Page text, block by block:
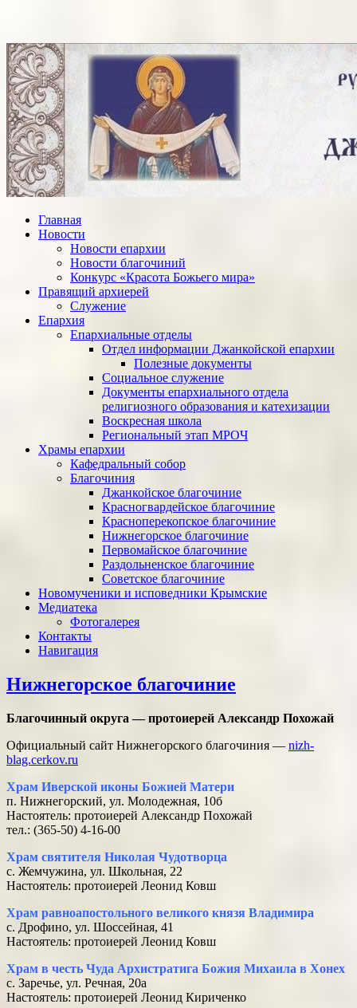
Главная
Новости
Новости епархии
Новости благочиний
Конкурс «Красота Божьего мира»
Правящий архиерей
Служение
Епархия
Епархиальные отделы
Отдел информации Джанкойской епархии
Полезные документы
Социальное служение
Документы епархиального отдела
религиозного образования и катехизации
Воскресная школа
Региональный этап МРОЧ
Храмы епархии
Кафедральный собор
Благочиния
Джанкойское благочиние
Красногвардейское благочиние
Красноперекопское благочиние
Нижнегорское благочиние
Первомайское благочиние
Раздольненское благочиние
Советское благочиние
Новомученики и исповедники Крымские
Медиатека
Фотогалерея
Контакты
Навигация
Нижнегорское благочиние
Благочинный округа — протоиерей Александр Похожай
Официальный сайт Нижнегорского благочиния — nizh-
blag.cerkov.ru
Храм Иверской иконы Божией Матери
п. Нижнегорский, ул. Молодежная, 10б
Настоятель: протоиерей Александр Похожай
тел.: (365-50) 4-16-00
Храм святителя Николая Чудотворца
с. Жемчужина, ул. Школьная, 22
Настоятель: протоиерей Леонид Ковш
Храм равноапостольного великого князя Владимира
с. Дрофино, ул. Шоссейная, 41
Настоятель: протоиерей Леонид Ковш
Храм в честь Чуда Архистратига Божия Михаила в Хонех
с. Заречье, ул. Речная, 20а
Настоятель: протоиерей Леонид Кириченко